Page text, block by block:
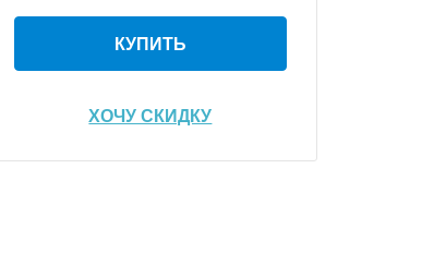
КУПИТЬ
ХОЧУ СКИДКУ